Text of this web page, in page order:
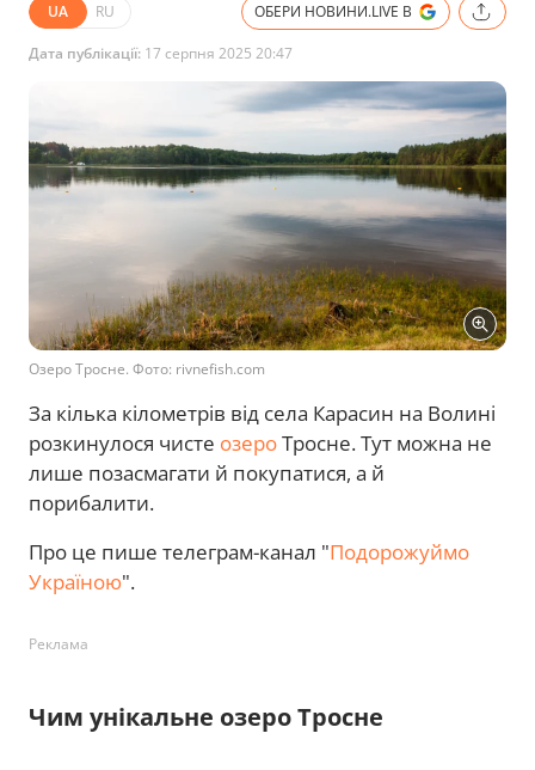
UA RU ОБЕРИ НОВИНИ.LIVE В
Дата публікації: 17 серпня 2025 20:47
Озеро Тросне. Фото: rivnefish.com
За кілька кілометрів від села Карасин на Волині
розкинулося чисте озероТросне. Тут можна не
лише позасмагати й покупатися, а й
порибалити.
Про це пише телеграм-канал "Подорожуймо
Україною".
Реклама
Чим унікальне озеро Тросне